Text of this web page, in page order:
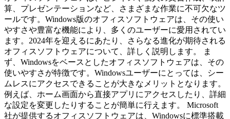
算、プレゼンテーションなど、さまざまな作業に不可欠なツ
ールです。Windows版のオフィスソフトウェアは、その使い
やすさや豊富な機能により、多くのユーザーに愛用されてい
ます。2024年を迎えるにあたり、さらなる進化が期待される
オフィスソフトウェアについて、詳しく説明します。 ま
ず、Windowsをベースとしたオフィスソフトウェアは、その
使いやすさが特徴です。Windowsユーザーにとっては、シー
ムレスにアクセスできることが大きなメリットとなります。
例えば、ホーム画面から直接アプリにアクセスしたり、詳細
な設定を変更したりすることが簡単に行えます。 Microsoft
社が提供するオフィスソフトウェアは、Windowsに標準搭載